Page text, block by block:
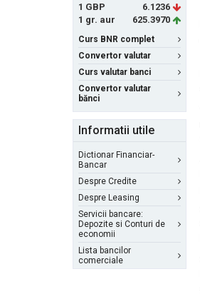
1 GBP
6.1236
1 gr. aur
625.3970
Curs BNR complet
Convertor valutar
Curs valutar banci
Convertor valutar
bănci
Informatii utile
Dictionar Financiar-
Bancar
Despre Credite
Despre Leasing
Servicii bancare:
Depozite si Conturi de
economii
Lista bancilor
comerciale